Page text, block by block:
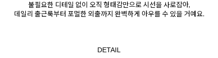
불필요한 디테일 없이 오직 형태감만으로 시선을 사로잡아,
데일리 출근룩부터 포멀한 외출까지 완벽하게 아우를 수 있을 거예요.
DETAIL